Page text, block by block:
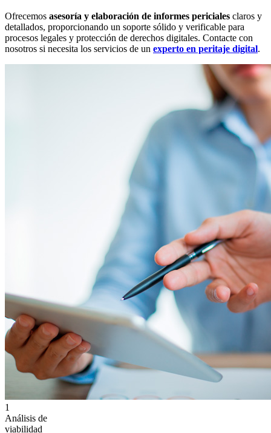
Ofrecemos asesoría y elaboración de informes periciales claros y
detallados, proporcionando un soporte sólido y verificable para
procesos legales y protección de derechos digitales. Contacte con
nosotros si necesita los servicios de un experto en peritaje digital.
1
Análisis de
viabilidad